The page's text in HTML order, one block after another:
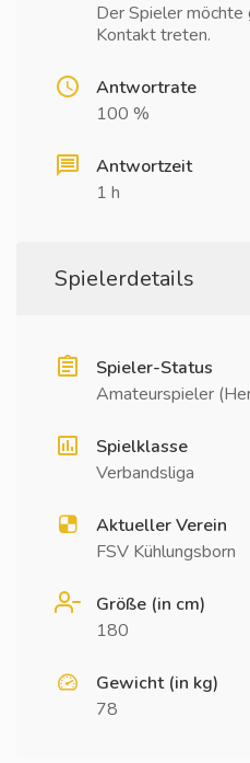
Der Spieler möchte
Kontakt treten.
Antwortrate
100 %
Antwortzeit
1 h
Spielerdetails
Spieler-Status
Amateurspieler
Spielklasse
Verbandsliga
Aktueller Verein
FSV Kühlungsborn
Größe (in cm)
180
Gewicht (in kg)
78